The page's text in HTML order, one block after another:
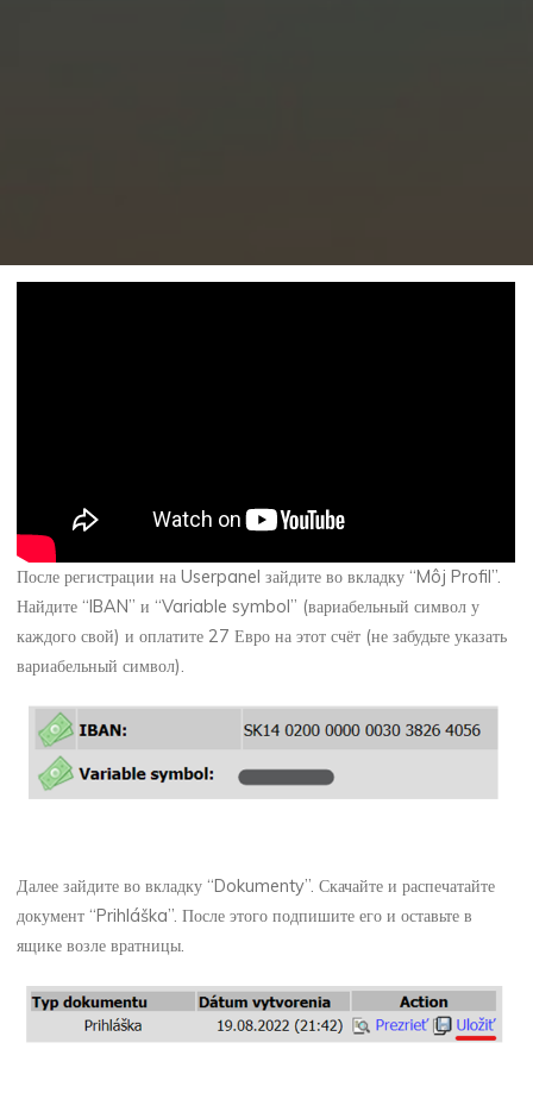
После регистрации на Userpanel зайдите во вкладку “Môj Profil”.
Найдите “IBAN” и “Variable symbol” (вариабельный символ у
каждого свой) и оплатите 27 Евро на этот счёт (не забудьте указать
вариабельный символ).
Далее зайдите во вкладку “Dokumenty”. Скачайте и распечатайте
документ “Prihláška”. После этого подпишите его и оставьте в
ящике возле вратницы.